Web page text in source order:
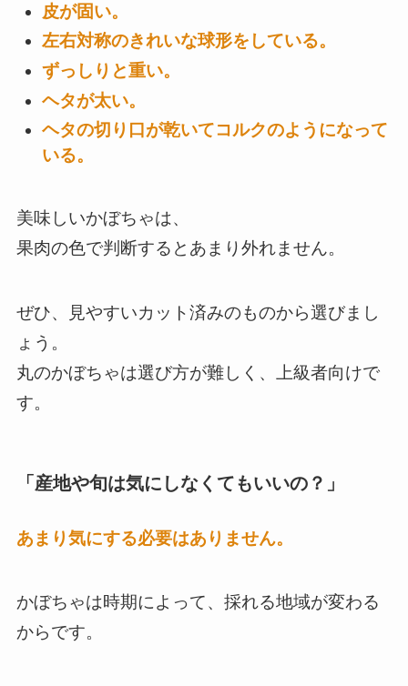
皮が固い。
左右対称のきれいな球形をしている。
ずっしりと重い。
ヘタが太い。
ヘタの切り口が乾いてコルクのようになって
いる。
美味しいかぼちゃは、
果肉の色で判断するとあまり外れません。
ぜひ、見やすいカット済みのものから選びまし
ょう。
丸のかぼちゃは選び方が難しく、上級者向けで
す。
「産地や旬は気にしなくてもいいの？」
あまり気にする必要はありません。
かぼちゃは時期によって、採れる地域が変わる
からです。